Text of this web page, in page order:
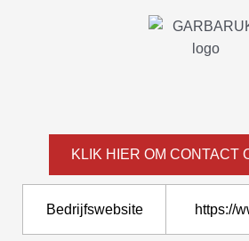
KLIK HIER OM CONTACT
Bedrijfswebsite https://